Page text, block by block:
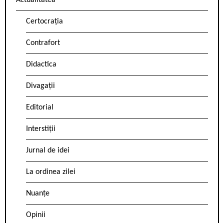
Certocrația
Contrafort
Didactica
Divagații
Editorial
Interstiții
Jurnal de idei
La ordinea zilei
Nuanțe
Opinii